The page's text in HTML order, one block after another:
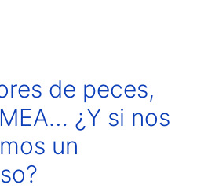
de peces,
¿Y si nos
un